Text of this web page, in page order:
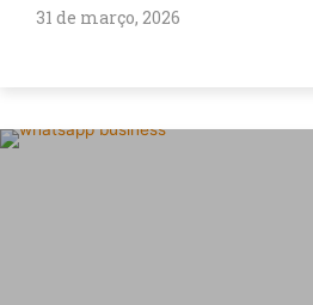
31 de março, 2026